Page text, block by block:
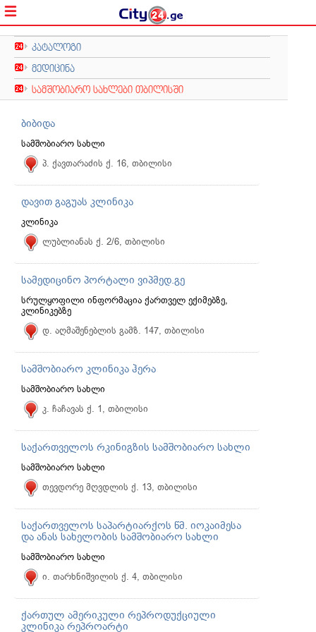
კატალოგი
მედიცინა
სამშობიარო სახლები თბილისში
ბიბიდა
სამშობიარო სახლი
პ. ქავთარაძის ქ. 16, თბილისი
დავით გაგუას კლინიკა
კლინიკა
ლუბლიანას ქ. 2/6, თბილისი
სამედიცინო პორტალი ვიპმედ.გე
სრულყოფილი ინფორმაცია ქართველ ექიმებზე,
კლინიკებზე
დ. აღმაშენებლის გამზ. 147, თბილისი
სამშობიარო კლინიკა ჰერა
სამშობიარო სახლი
კ. ჩაჩავას ქ. 1, თბილისი
საქართველოს რკინიგზის სამშობიარო სახლი
სამშობიარო სახლი
თევდორე მღვდლის ქ. 13, თბილისი
საქართველოს საპარტიარქოს წმ. იოკაიმესა
და ანას სახელობის სამშობიარო სახლი
სამშობიარო სახლი
ი. თარხნიშვილის ქ. 4, თბილისი
ქართულ ამერიკული რეპროდუქციული
კლინიკა რეპროარტი